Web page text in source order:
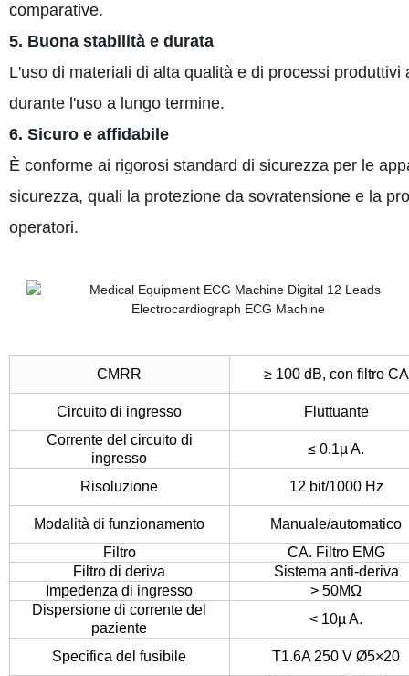
comparative.
5. Buona stabilità e durata
L'uso di materiali di alta qualità e di processi
durante l'uso a lungo termine.
6. Sicuro e affidabile
È conforme ai rigorosi standard di sicurezza per le
sicurezza, quali la protezione da sovratensione e la
operatori.
CMRR ≥ 100 dB, con filtro CA
Circuito di ingresso
Fluttuante
Corrente del circuito di
ingresso
≤ 0.1µ A.
Risoluzione 12 bit/1000 Hz
Modalità di funzionamento
Manuale/automatico
Filtro
CA. Filtro EMG
Filtro di deriva
Sistema anti-deriva
Impedenza di ingresso
> 50MΩ
Dispersione di corrente del
paziente
< 10µ A.
Specifica del fusibile T1.6A 250 V Ø5×20